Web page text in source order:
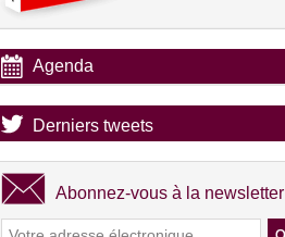
Agenda
Derniers tweets
Abonnez-vous à la newsletter